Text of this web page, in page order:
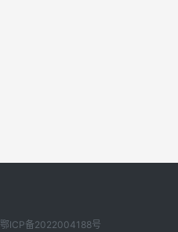
鄂ICP备2022004188号